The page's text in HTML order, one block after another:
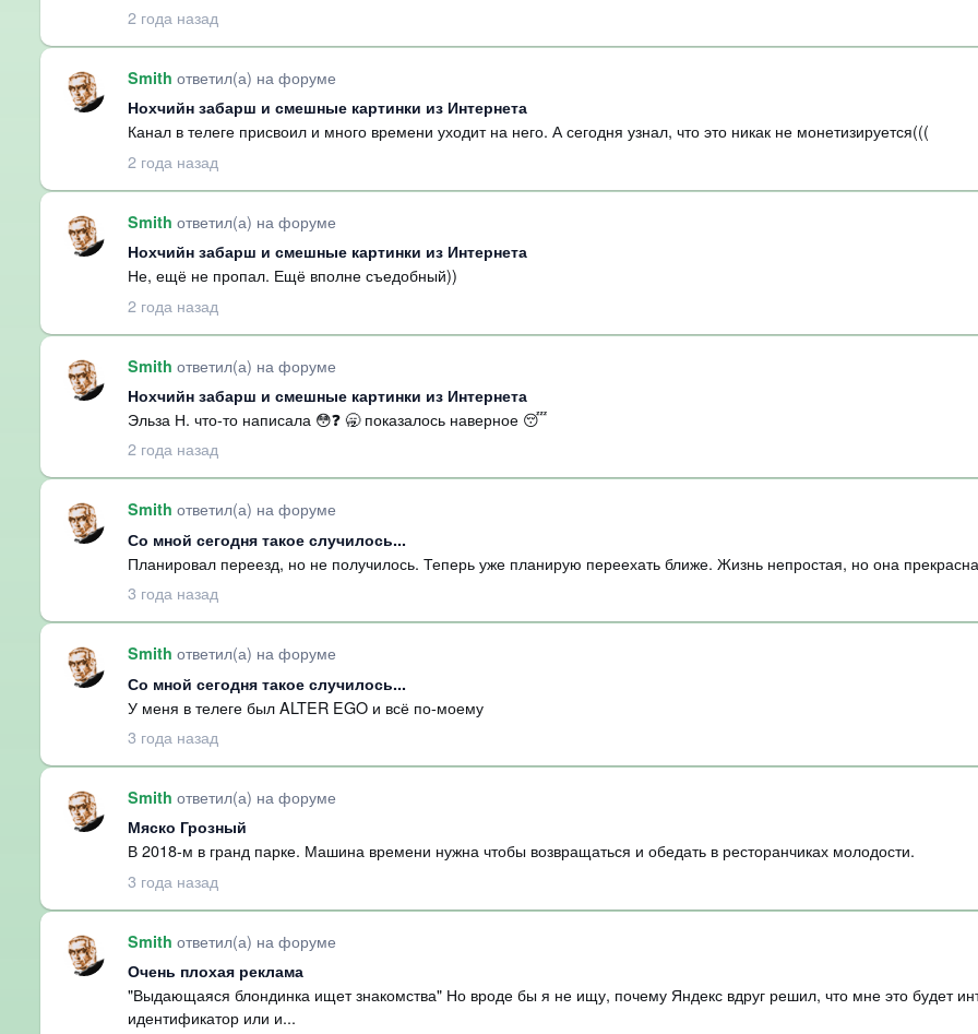
2 года назад
Smith ответил(а) на форуме
Нохчийн забарш и смешные картинки из Интернета
Канал в телеге присвоил и много времени уходит на него. А сегодня узнал, что это никак не монетизируется(((
2 года назад
Smith ответил(а) на форуме
Нохчийн забарш и смешные картинки из Интернета
Не, ещё не пропал. Ещё вполне съедобный))
2 года назад
Smith ответил(а) на форуме
Нохчийн забарш и смешные картинки из Интернета
Эльза Н. что-то написала 😳❓ 🥱 показалось наверное 😴
2 года назад
Smith ответил(а) на форуме
Со мной сегодня такое случилось...
Планировал переезд, но не получилось. Теперь уже планирую переехать ближе. Жизнь непростая, но она
3 года назад
Smith ответил(а) на форуме
Со мной сегодня такое случилось...
У меня в телеге был ALTER EGO и всё по-моему
3 года назад
Smith ответил(а) на форуме
Мяско Грозный
В 2018-м в гранд парке. Машина времени нужна чтобы возвращаться и обедать в ресторанчиках молодости.
3 года назад
Smith ответил(а) на форуме
Очень плохая реклама
"Выдающаяся блондинка ищет знакомства" Но вроде бы я не ищу, почему Яндекс вдруг решил, что мне это будет
идентификатор или и...